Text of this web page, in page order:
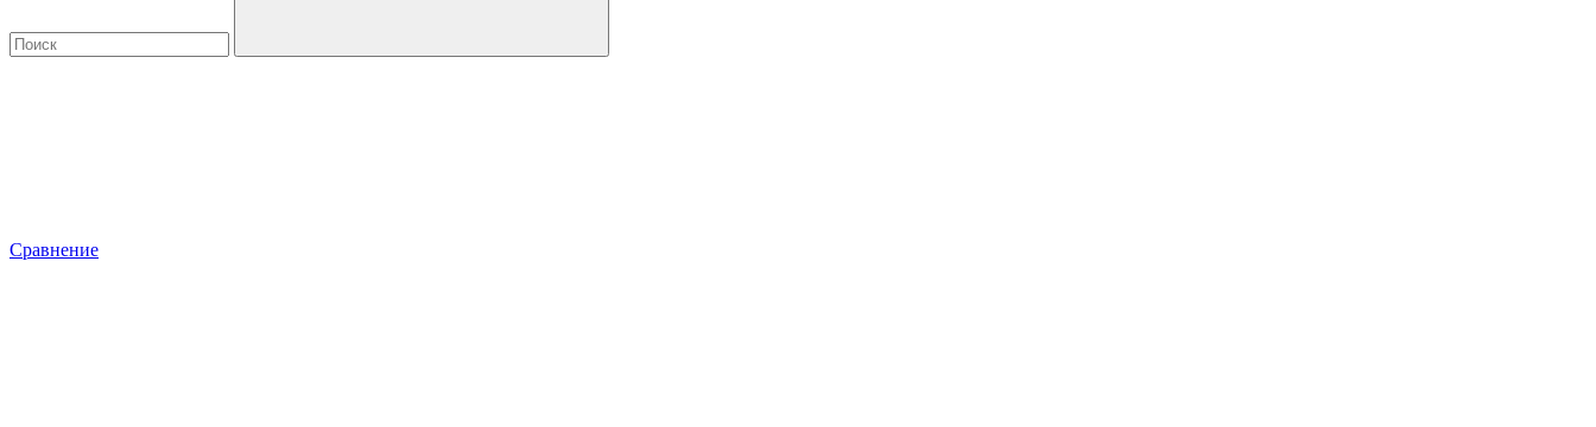
Сравнение